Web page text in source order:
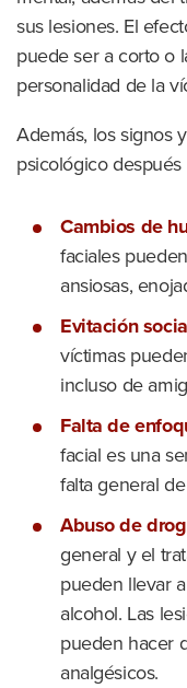
sus lesiones. El
puede ser a corto o
personalidad de la
Además, los signos
psicológico
Cambios de
faciales
ansiosas,
Evitación
víctimas
incluso de
Falta de
facial es una
falta general
Abuso de
general y el
pueden llevar
alcohol. Las
pueden hacer
analgésicos.